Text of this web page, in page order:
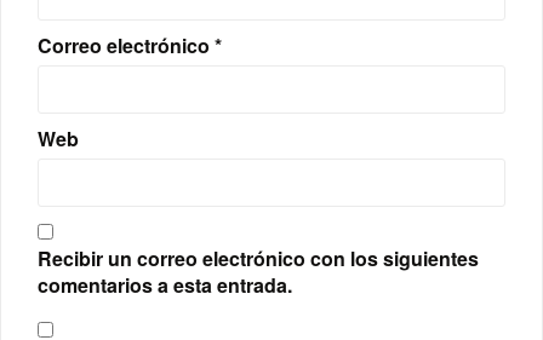
Correo electrónico *
Web
Recibir un correo electrónico con los siguientes
comentarios a esta entrada.